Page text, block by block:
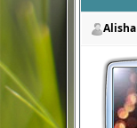
Alisha